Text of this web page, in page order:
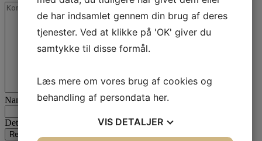
Name
Dette felt er til validering og bør ikke ændres.
de har indsamlet gennem din brug af deres
tjenester. Ved at klikke på 'OK' giver du
samtykke til disse formål.
Læs mere om vores brug af cookies og
behandling af persondata her.
VIS DETALJER